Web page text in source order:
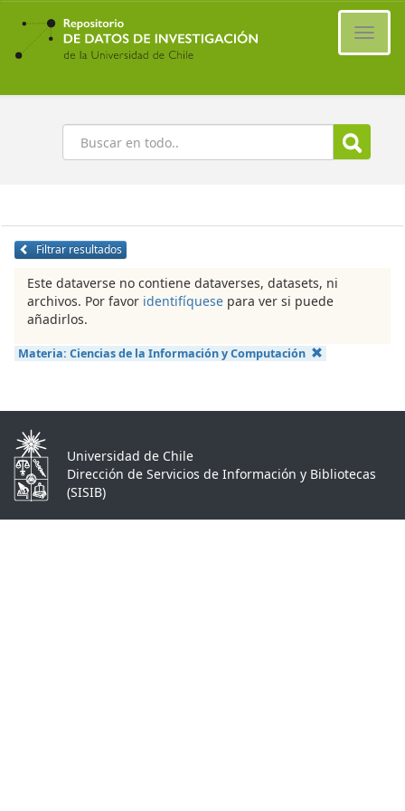
Ir
contenido
principal
Buscar
Filtrar resultados
Este dataverse no contiene dataverses, datasets, ni
archivos. Por favor identifíquese para ver si puede
añadirlos.
Materia: Ciencias de la Información y Computación
Universidad de Chile
Dirección de Servicios de Información y Bibliotecas
(SISIB)